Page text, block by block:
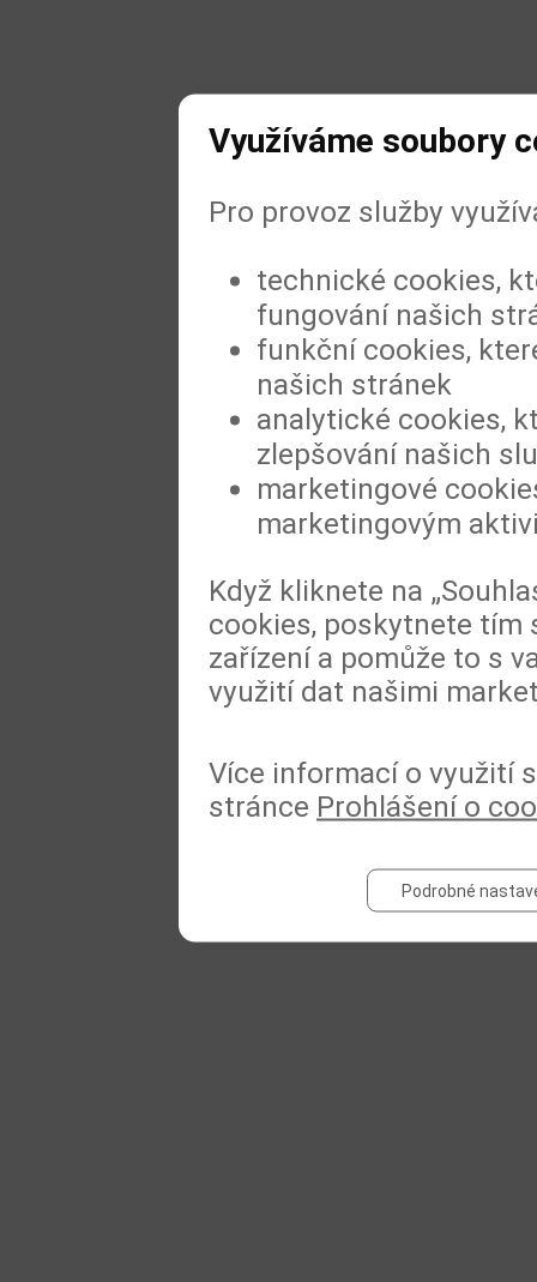
Využíváme soubory
Pro provoz služby
technické cookies,
fungování našich
funkční cookies,
našich stránek
analytické cookies,
zlepšování našich
marketingové
marketingovým
Když kliknete na
cookies, poskytnete tím
zařízení a pomůže to s
využití dat našimi
Více informací o využití
stránce Prohlášení o
Podrobné